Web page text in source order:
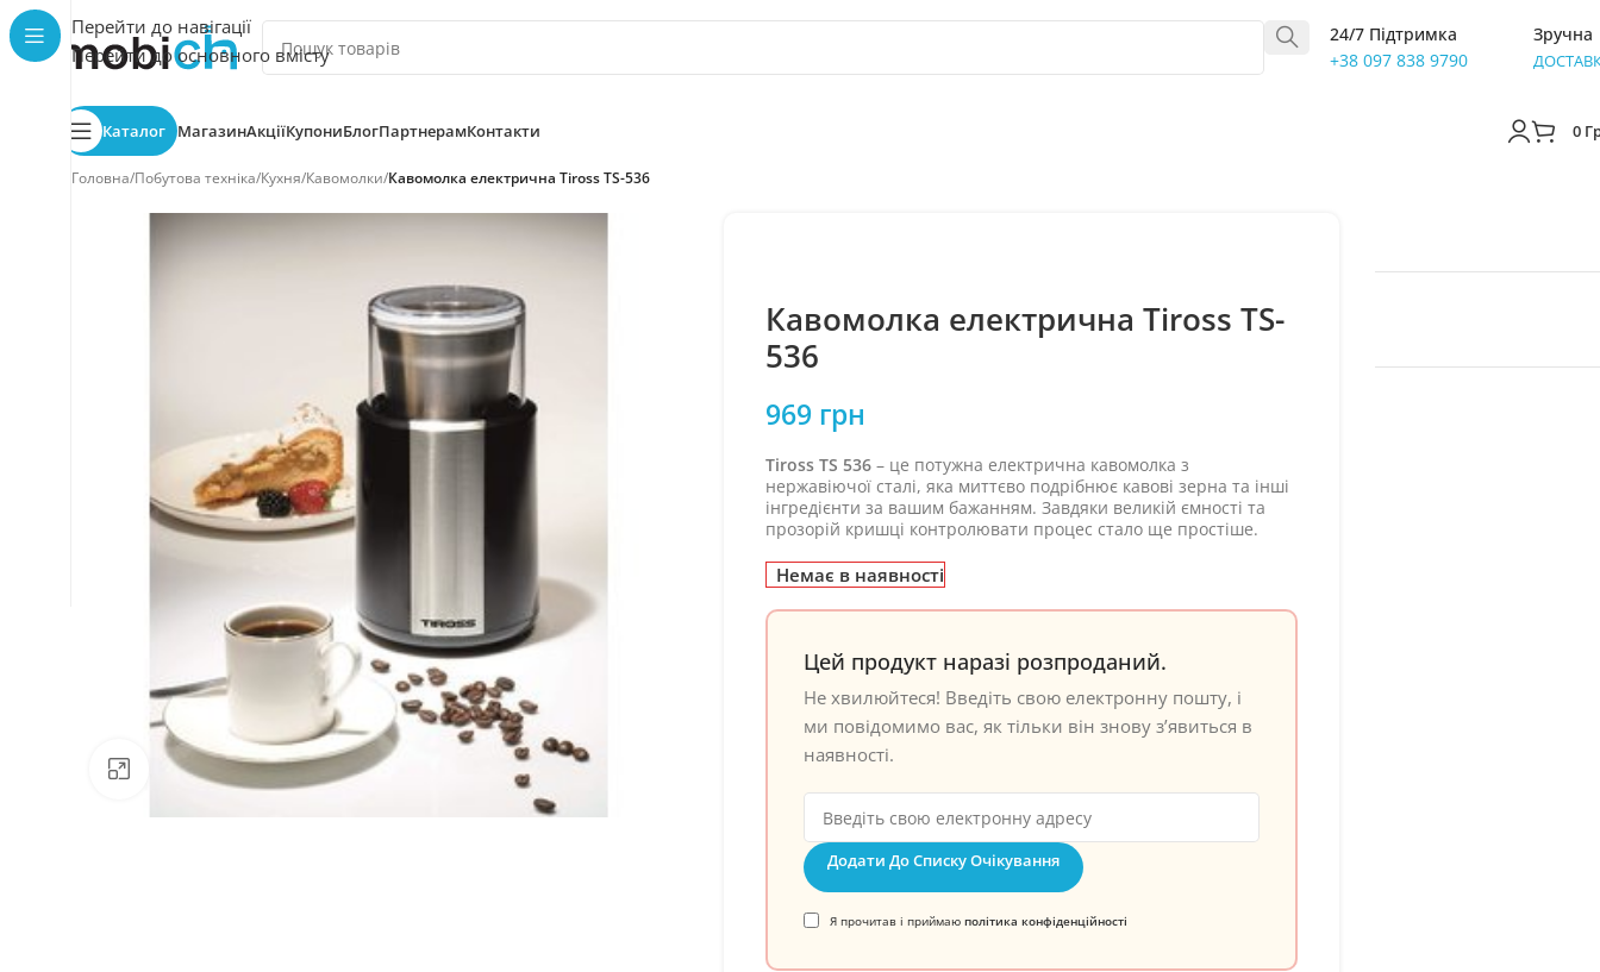
Перейти до навігації
Перейти до основного вмісту
24/7 Підтримка
+38 097 838 9790
Зручна
Каталог МагазинАкціїКупониБлогПартнерамКонтакти 0
Головна/Побутова техніка/Кухня/Кавомолки/Кавомолка електрична Tiross TS-536
Натисніть, щоб збільшити
Кавомолка електрична Tiross TS-
536
969 грн
Tiross TS 536– це потужна електрична кавомолка з
нержавіючої сталі, яка миттєво подрібнює кавові зерна та інші
інгредієнти за вашим бажанням. Завдяки великій ємності та
прозорій кришці контролювати процес стало ще простіше.
Немає в наявності
Цей продукт наразі розпроданий.
Не хвилюйтеся! Введіть свою електронну пошту, і
ми повідомимо вас, як тільки він знову з’явиться в
наявності.
Додати До Списку Очікування
Я прочитав і приймаю політика конфіденційності